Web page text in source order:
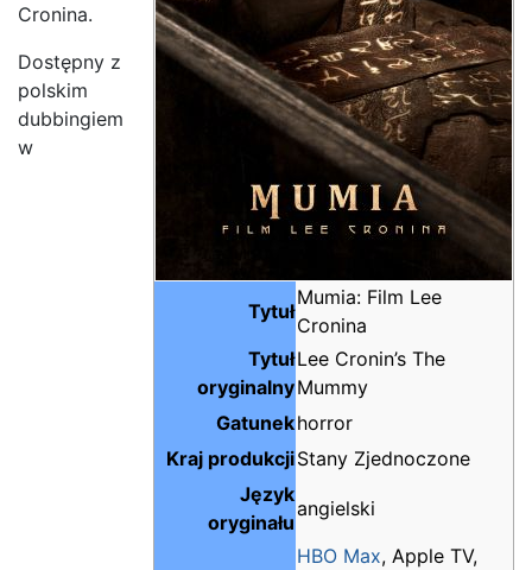
Tytuł
Mumia: Film Lee
Cronina
Tytuł
oryginalny
Lee Cronin’s The
Mummy
Gatunekhorror
Kraj produkcjiStany Zjednoczone
Język
oryginału
angielski
HBO Max, Apple TV,
Cronina.
Dostępny z
polskim
dubbingiem
w